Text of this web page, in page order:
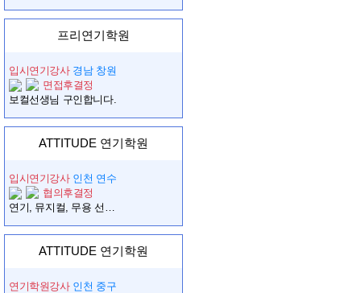
프리연기학원
입시연기강사 경남 창원
면접후결정
보컬선생님 구인합니다.
ATTITUDE 연기학원
입시연기강사 인천 연수
협의후결정
연기, 뮤지컬, 무용 선생님을 구합니다.
ATTITUDE 연기학원
연기학원강사 인천 중구